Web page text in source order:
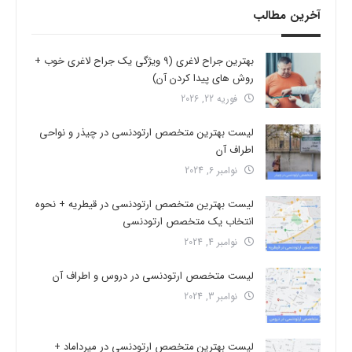
آخرین مطالب
بهترین جراح لاغری (9 ویژگی یک جراح لاغری خوب +
روش های پیدا کردن آن)
فوریه 22, 2026
لیست بهترین متخصص ارتودنسی در چیذر و نواحی
اطراف آن
نوامبر 6, 2024
لیست بهترین متخصص ارتودنسی در قیطریه + نحوه
انتخاب یک متخصص ارتودنسی
نوامبر 4, 2024
لیست متخصص ارتودنسی در دروس و اطراف آن
نوامبر 3, 2024
لیست بهترین متخصص ارتودنسی در میرداماد +